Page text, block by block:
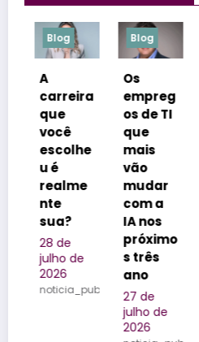
Blog
empreg
que
mais
mudar
IA nos
próximo
s três
27 de
em
Bariloch
especia
dicas
para
aprovei
tar a
neve
segura
nça